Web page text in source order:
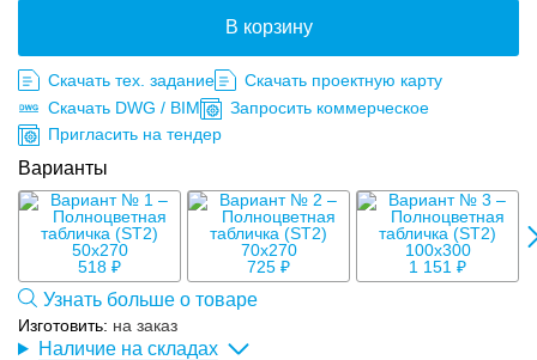
Изготовить: на заказ
В корзину
Скачать тех. задание
Скачать проектную карту
Скачать DWG / BIM
Запросить коммерческое
Пригласить на тендер
Варианты
518 ₽ 725 ₽ 1 151 ₽
Узнать больше о товаре
Наличие на складах